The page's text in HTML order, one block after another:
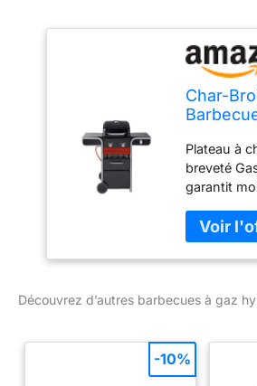
Char-
pour
Charbon
Plateau à
breveté
garantit
uniforme,
aliments
Résistants
votre
appuyant
Découvrez d’autres barbecues à gaz
-10%